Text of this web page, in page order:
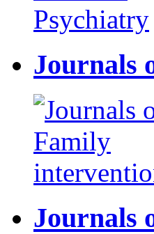
Journals
Journals